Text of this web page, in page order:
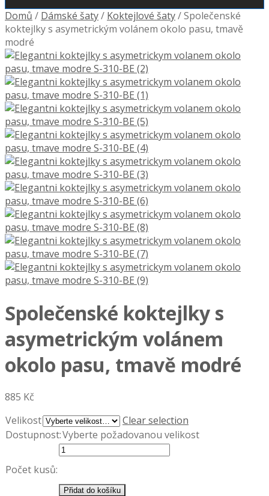
Domů / Dámské šaty/ Koktejlové šaty/Společenské
koktejlky s asymetrickým volánem okolo pasu, tmavě
modré
Společenské koktejlky s
asymetrickým volánem
okolo pasu, tmavě modré
885 Kč
Velikost
Clear selection
Dostupnost:Vyberte požadovanou velikost
Počet kusů:
Přidat do košíku